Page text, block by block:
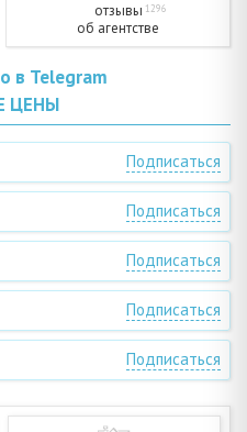
отзывы 1296
об агентстве
в Telegram
ЦЕНЫ
Подписаться
Подписаться
Подписаться
Подписаться
Подписаться